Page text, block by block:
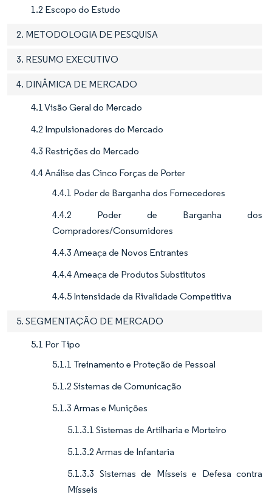
1.2 Escopo do Estudo
2. METODOLOGIA DE PESQUISA
3. RESUMO EXECUTIVO
4. DINÂMICA DE MERCADO
4.1 Visão Geral do Mercado
4.2 Impulsionadores do Mercado
4.3 Restrições do Mercado
4.4 Análise das Cinco Forças de Porter
4.4.1 Poder de Barganha dos Fornecedores
4.4.2 Poder de Barganha dos
Compradores/Consumidores
4.4.3 Ameaça de Novos Entrantes
4.4.4 Ameaça de Produtos Substitutos
4.4.5 Intensidade da Rivalidade Competitiva
5. SEGMENTAÇÃO DE MERCADO
5.1 Por Tipo
5.1.1 Treinamento e Proteção de Pessoal
5.1.2 Sistemas de Comunicação
5.1.3 Armas e Munições
5.1.3.1 Sistemas de Artilharia e Morteiro
5.1.3.2 Armas de Infantaria
5.1.3.3 Sistemas de Mísseis e Defesa contra
Mísseis